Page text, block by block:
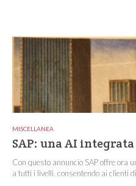
MISCELLANEA
SAP: una AI integrata
Con questo annuncio SAP offre ora
a tutti i livelli, consentendo ai clienti